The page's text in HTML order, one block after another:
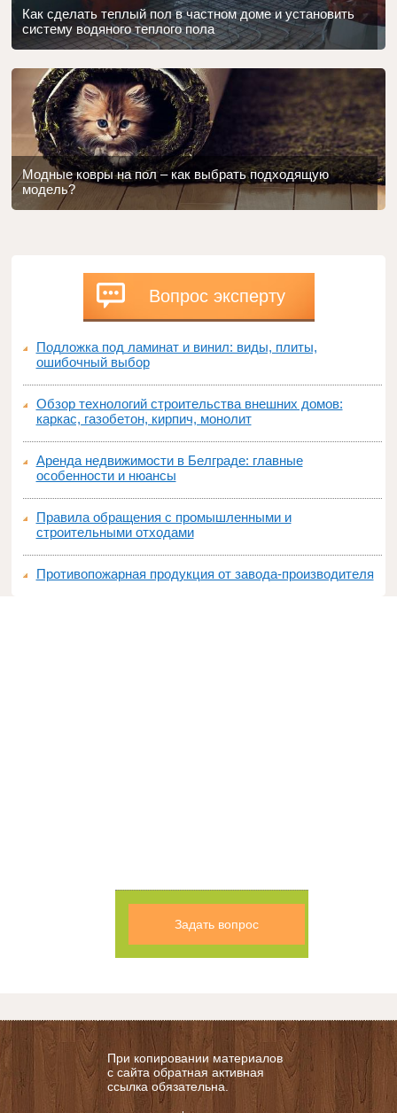
Как сделать теплый пол в частном доме и установить
систему водяного теплого пола
Модные ковры на пол – как выбрать подходящую
модель?
Вопрос эксперту
Подложка под ламинат и винил: виды, плиты,
ошибочный выбор
Обзор технологий строительства внешних домов:
каркас, газобетон, кирпич, монолит
Аренда недвижимости в Белграде: главные
особенности и нюансы
Правила обращения с промышленными и
строительными отходами
Противопожарная продукция от завода-производителя
Задать вопрос
При копировании материалов
с сайта обратная активная
ссылка обязательна.